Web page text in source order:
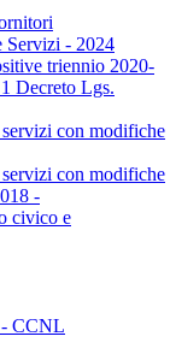
Servizi - 2024
triennio 2020-
Decreto Lgs.
con modifiche
con modifiche
-
civico e
- CCNL